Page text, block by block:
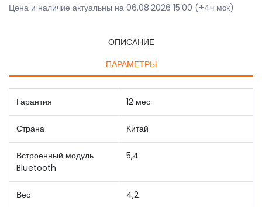
Цена и наличие актуальны на 06.08.2026 15:00 (+4ч мск)
ОПИСАНИЕ
ПАРАМЕТРЫ
Гарантия 12 мес
Страна Китай
Встроенный модуль
Bluetooth
5,4
Вес 4,2